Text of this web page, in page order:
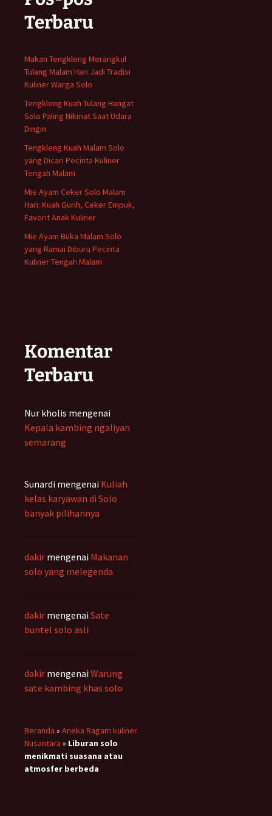
Terbaru
Makan Tengkleng Merangkul
Tulang Malam Hari Jadi Tradisi
Kuliner Warga Solo
Tengkleng Kuah Tulang Hangat
Solo Paling Nikmat Saat Udara
Dingin
Tengkleng Kuah Malam Solo
yang Dicari Pecinta Kuliner
Tengah Malam
Mie Ayam Ceker Solo Malam
Hari: Kuah Gurih, Ceker Empuk,
Favorit Anak Kuliner
Mie Ayam Buka Malam Solo
yang Ramai Diburu Pecinta
Kuliner Tengah Malam
Komentar
Terbaru
Nur kholis mengenai
Kepala kambing ngaliyan
semarang
Sunardi mengenai Kuliah
kelas karyawan di Solo
banyak pilihannya
dakir mengenai Makanan
solo yang melegenda
dakir mengenai Sate
buntel solo asli
dakir mengenai Warung
sate kambing khas solo
Beranda » Aneka Ragam kuliner
Nusantara » Liburan solo
menikmati suasana atau
atmosfer berbeda